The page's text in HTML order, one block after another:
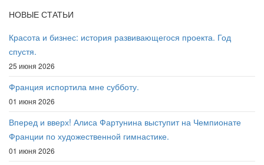
НОВЫЕ СТАТЬИ
Красота и бизнес: история развивающегося проекта. Год
спустя.
25 июня 2026
Франция испортила мне субботу.
01 июня 2026
Вперед и вверх! Алиса Фартунина выступит на Чемпионате
Франции по художественной гимнастике.
01 июня 2026